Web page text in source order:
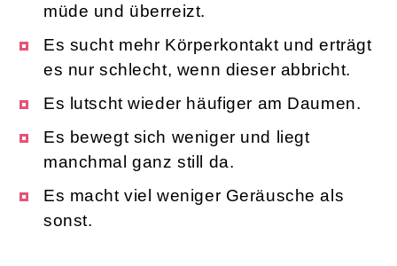
müde und überreizt.
Es sucht mehr Körperkontakt und erträgt
es nur schlecht, wenn dieser abbricht.
Es lutscht wieder häufiger am Daumen.
Es bewegt sich weniger und liegt
manchmal ganz still da.
Es macht viel weniger Geräusche als
sonst.